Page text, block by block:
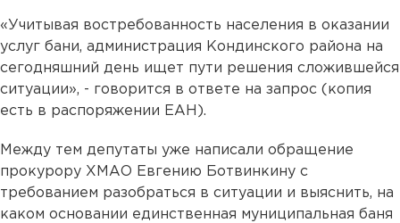
«Учитывая востребованность населения в оказании
услуг бани, администрация Кондинского района на
сегодняшний день ищет пути решения сложившейся
ситуации», - говорится в ответе на запрос (копия
есть в распоряжении ЕАН).
Между тем депутаты уже написали обращение
прокурору ХМАО Евгению Ботвинкину с
требованием разобраться в ситуации и выяснить, на
каком основании единственная муниципальная баня